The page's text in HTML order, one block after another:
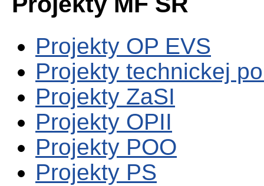
Projekty OP EVS
Projekty technickej
Projekty ZaSI
Projekty OPII
Projekty POO
Projekty PS